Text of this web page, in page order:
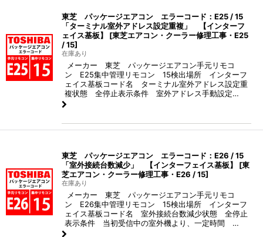
東芝 パッケージエアコン エラーコード：E25 / 15
「ターミナル室外アドレス設定重複」 【インターフ
ェイス基板】
[東芝エアコン・クーラー修理工事・E25
/ 15]
在庫あり
メーカー 東芝 パッケージエアコン手元リモコ
ン E25集中管理リモコン 15検出場所 インターフ
ェイス基板コード名 ターミナル室外アドレス設定重
複状態 全停止表示条件 室外アドレス手動設定…
東芝 パッケージエアコン エラーコード：E26 / 15
「室外接続台数減少」 【インターフェイス基板】
[東
芝エアコン・クーラー修理工事・E26 / 15]
在庫あり
メーカー 東芝 パッケージエアコン手元リモコ
ン E26集中管理リモコン 15検出場所 インターフ
ェイス基板コード名 室外接続台数減少状態 全停止
表示条件 当初受信中の室外機より、一定時間 …